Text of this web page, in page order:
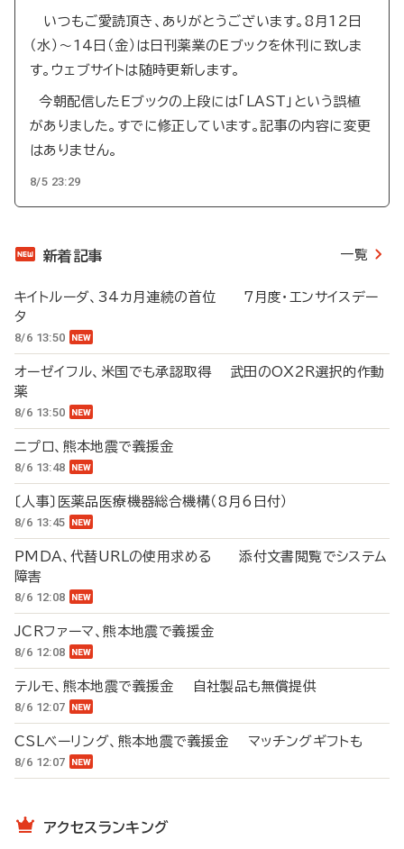
いつもご愛読頂き、ありがとうございます。8月12日
（水）～14日（金）は日刊薬業のEブックを休刊に致しま
す。ウェブサイトは随時更新します。
今朝配信したEブックの上段には「LAST」という誤植
がありました。すでに修正しています。記事の内容に変更
はありません。
8/5 23:29
新着記事 一覧
キイトルーダ、34カ月連続の首位 7月度・エンサイスデー
タ
8/6 13:50
オーゼイフル、米国でも承認取得 武田のOX2R選択的作動
薬
8/6 13:50
ニプロ、熊本地震で義援金
8/6 13:48
〔人事〕医薬品医療機器総合機構（8月6日付）
8/6 13:45
PMDA、代替URLの使用求める 添付文書閲覧でシステム
障害
8/6 12:08
JCRファーマ、熊本地震で義援金
8/6 12:08
テルモ、熊本地震で義援金 自社製品も無償提供
8/6 12:07
CSLベーリング、熊本地震で義援金 マッチングギフトも
8/6 12:07
アクセスランキング